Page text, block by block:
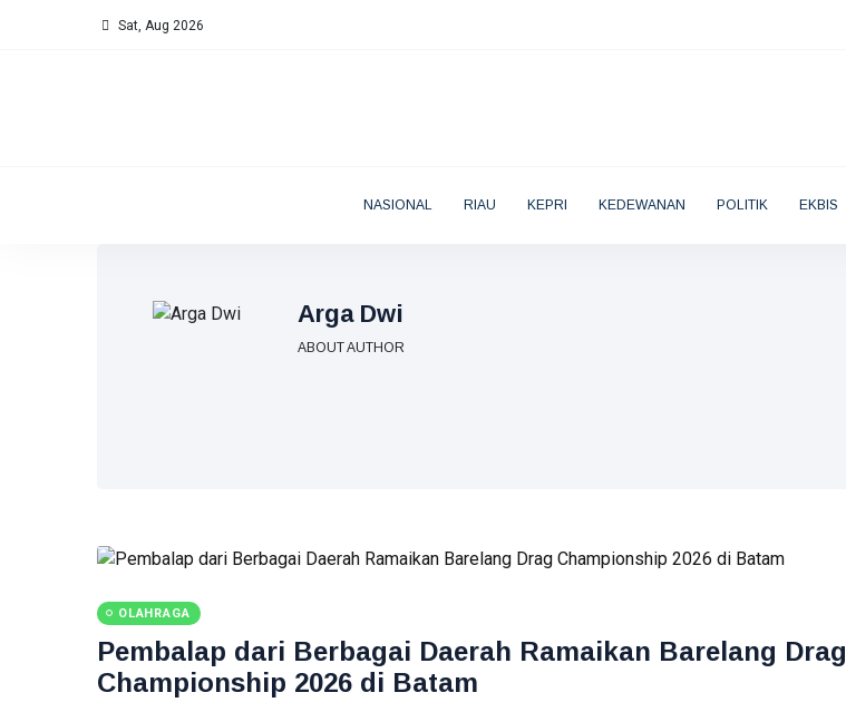
Sat, Aug 2026
NASIONAL RIAU KEPRI KEDEWANAN POLITIK EKBIS
Arga Dwi
ABOUT AUTHOR
OLAHRAGA
Pembalap dari Berbagai Daerah Ramaikan Barelang Drag
Championship 2026 di Batam